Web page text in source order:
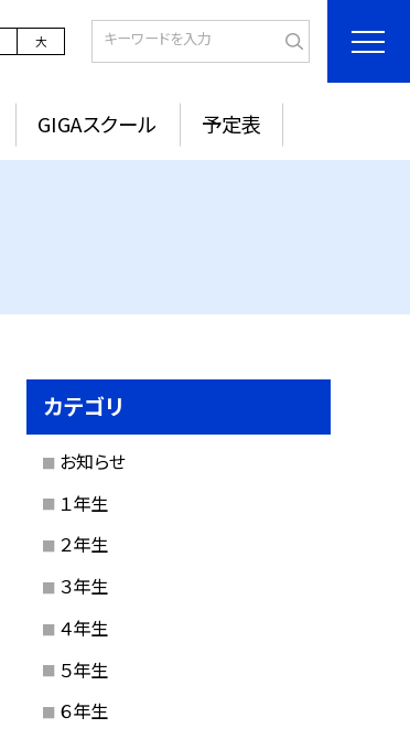
大
GIGAスクール 予定表
カテゴリ
お知らせ
１年生
２年生
３年生
４年生
５年生
６年生